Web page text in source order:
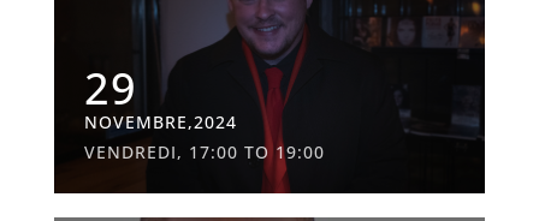
29
NOVEMBRE,2024
VENDREDI, 17:00 TO 19:00